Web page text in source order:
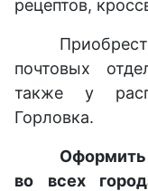
рецептов,
почтовых
также у
Горловка.
во всех